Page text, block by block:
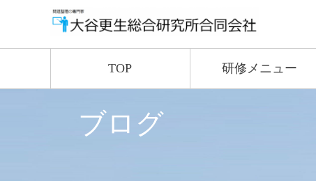
TOP 研修メニュー
ブログ